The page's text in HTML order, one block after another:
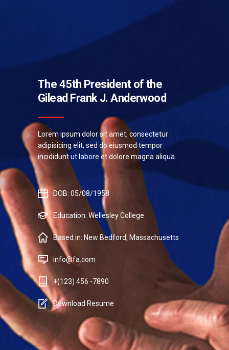
The 45th President of the
Gilead Frank J. Anderwood
Lorem ipsum dolor sit amet, consectetur
adipisicing elit, sed do eiusmod tempor
incididunt ut labore et dolore magna aliqua.
DOB: 05/08/1958
Education: Wellesley College
Based in: New Bedford, Massachusetts
info@fa.com
+(123) 456 -7890
Download Resume